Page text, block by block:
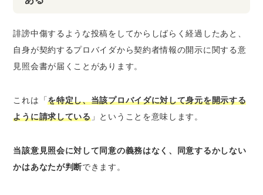
誹謗中傷するような投稿をしてからしばらく経過したあと、
自身が契約するプロバイダから契約者情報の開示に関する意
見照会書が届くことがあります。
これは「を特定し、当該プロバイダに対して身元を開示する
ように請求している」ということを意味します。
当該意見照会に対して同意の義務はなく、同意するかしない
かはあなたが判断できます。